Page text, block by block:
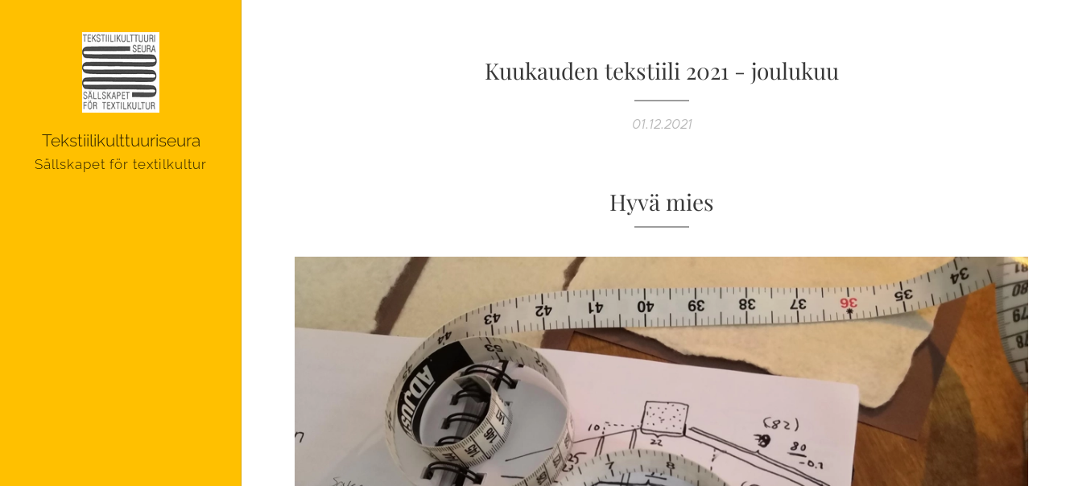
Tekstiilikulttuuriseura
Sällskapet för textilkultur
Kuukauden tekstiili 2021 - joulukuu
01.12.2021
Hyvä mies